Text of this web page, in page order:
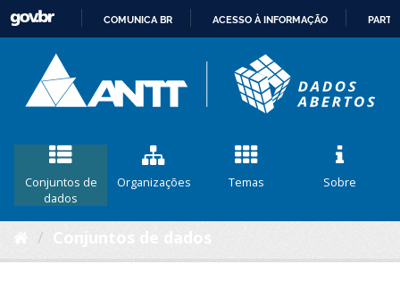
CONTEÚDO
COMUNICA BR ACESSO À INFORMAÇÃO
Conjuntos de
dados
Organizações Temas Sobre